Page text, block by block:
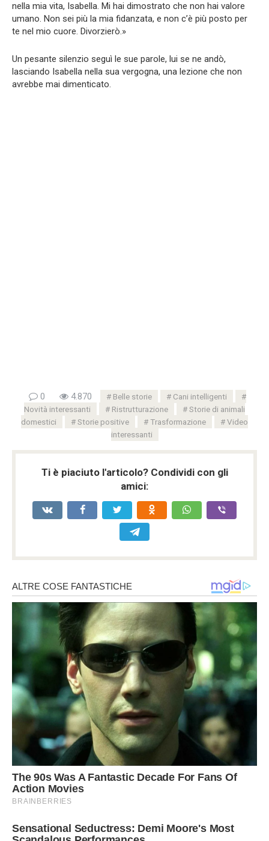
nella mia vita, Isabella. Mi hai dimostrato che non hai valore
umano. Non sei più la mia fidanzata, e non c’è più posto per
te nel mio cuore. Divorzierò.»
Un pesante silenzio seguì le sue parole, lui se ne andò,
lasciando Isabella nella sua vergogna, una lezione che non
avrebbe mai dimenticato.
0 4.870 Belle storie
Cani intelligenti
Novità interessanti
Ristrutturazione
Storie di animali
domestici
Storie positive Trasformazione
Video
interessanti
Ti è piaciuto l'articolo? Condividi con gli
amici: